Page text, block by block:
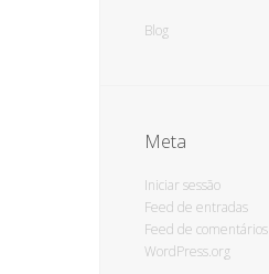
Blog
Meta
Iniciar sessão
Feed de entradas
Feed de comentários
WordPress.org